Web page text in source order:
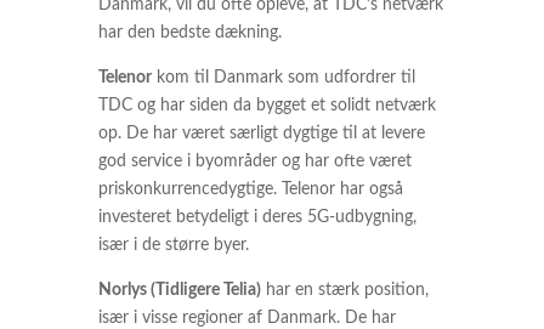
Danmark, vil du ofte opleve, at TDC’s netværk
har den bedste dækning.
Telenorkom til Danmark som udfordrer til
TDC og har siden da bygget et solidt netværk
op. De har været særligt dygtige til at levere
god service i byområder og har ofte været
priskonkurrencedygtige. Telenor har også
investeret betydeligt i deres 5G-udbygning,
især i de større byer.
Norlys (Tidligere Telia)har en stærk position,
især i visse regioner af Danmark. De har